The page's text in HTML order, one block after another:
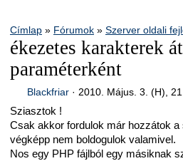
Címlap » Fórumok » Szerver oldali
ékezetes karakterek
paraméterként
Blackfriar· 2010. Május. 3. (H),
Sziasztok !
Csak akkor fordulok már hozzátok
végképp nem boldogulok valamivel.
Nos egy PHP fájlból egy másiknak